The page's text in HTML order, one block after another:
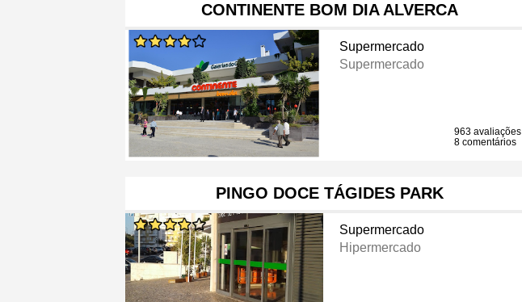
CONTINENTE BOM DIA ALVERCA
Supermercado
Supermercado
963 avaliações
8 comentários
PINGO DOCE TÁGIDES PARK
Supermercado
Hipermercado